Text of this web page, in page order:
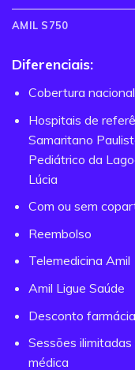
AMIL S750
Diferenciais:
Cobertura nacional
Hospitais de
Samaritano
Pediátrico da
Lúcia
Com ou sem
Reembolso
Telemedicina Amil
Amil Ligue Saúde
Desconto farmácia
Sessões
médica